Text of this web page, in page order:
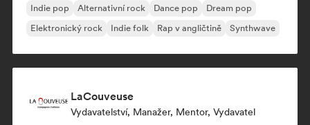
Indie pop Alternativní rock Dance pop
Dream pop
Elektronický rock
Indie folk Rap v angličtině Synthwave
LaCouveuse
Vydavatelství, Manažer, Mentor, Vydavatel